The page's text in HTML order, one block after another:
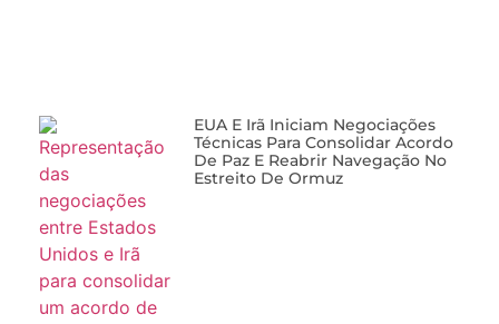
EUA E Irã Iniciam Negociações
Técnicas Para Consolidar Acordo
De Paz E Reabrir Navegação No
Estreito De Ormuz